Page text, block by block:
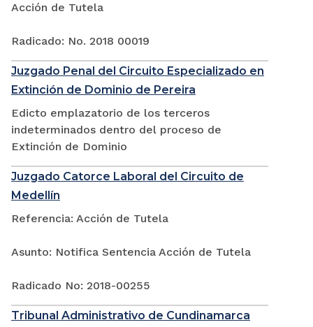
Acción de Tutela
Radicado: No. 2018 00019
Juzgado Penal del Circuito Especializado en
Extinción de Dominio de Pereira
Edicto emplazatorio de los terceros
indeterminados dentro del proceso de
Extinción de Dominio
Juzgado Catorce Laboral del Circuito de
Medellín
Referencia: Acción de Tutela
Asunto: Notifica Sentencia Acción de Tutela
Radicado No: 2018-00255
Tribunal Administrativo de Cundinamarca